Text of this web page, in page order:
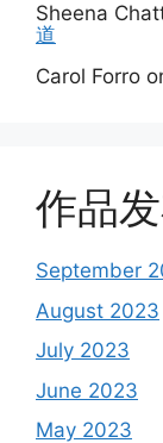
Sheena
道
Carol Forro
作品
September
August 2023
July 2023
June 2023
May 2023